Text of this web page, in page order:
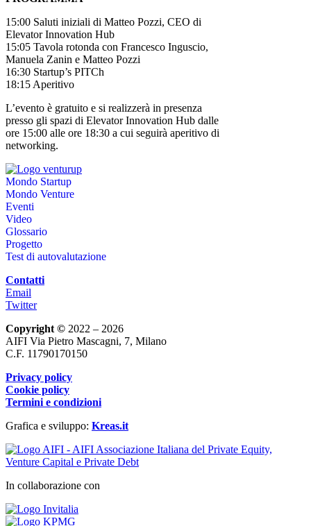
15:00 Saluti iniziali di Matteo Pozzi, CEO di
Elevator Innovation Hub
15:05 Tavola rotonda con Francesco Inguscio,
Manuela Zanin e Matteo Pozzi
16:30 Startup’s PITCh
18:15 Aperitivo
L’evento è gratuito e si realizzerà in presenza
presso gli spazi di Elevator Innovation Hub dalle
ore 15:00 alle ore 18:30 a cui seguirà aperitivo di
networking.
Mondo Startup
Mondo Venture
Eventi
Video
Glossario
Progetto
Test di autovalutazione
Contatti
Email
Twitter
Copyright © 2022 – 2026
AIFI Via Pietro Mascagni, 7, Milano
C.F. 11790170150
Privacy policy
Cookie policy
Termini e condizioni
Grafica e sviluppo: Kreas.it
In collaborazione con